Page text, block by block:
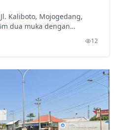
Kaliboto, Mojogedang,
dua muka dengan
dan Balai Desa. Media
lokal dan komunitas.
12